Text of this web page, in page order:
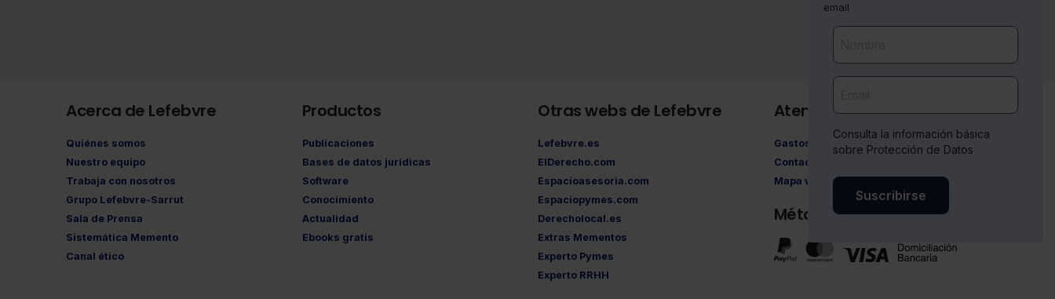
email
Consulta la información básica
sobre Protección de Datos
Suscribirse
Acerca de Lefebvre
Quiénes somos
Nuestro equipo
Trabaja con nosotros
Grupo Lefebvre-Sarrut
Sala de Prensa
Sistemática Memento
Canal ético
Productos
Publicaciones
Bases de datos jurídicas
Software
Conocimiento
Actualidad
Ebooks gratis
Otras webs de Lefebvre
Lefebvre.es
ElDerecho.com
Espacioasesoria.com
Espaciopymes.com
Derecholocal.es
Extras Mementos
Experto Pymes
Experto RRHH
Atención al cliente
Gastos de envío
Contacto
Mapa web
Métodos de pago